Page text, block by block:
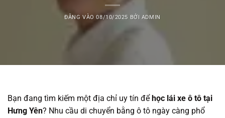
ĐĂNG VÀO08/10/2025 BỞI ADMIN
Bạn đang tìm kiếm một địa chỉ uy tín đểhọc lái xe ô tô tại
Hưng Yên? Nhu cầu di chuyển bằng ô tô ngày càng phổ